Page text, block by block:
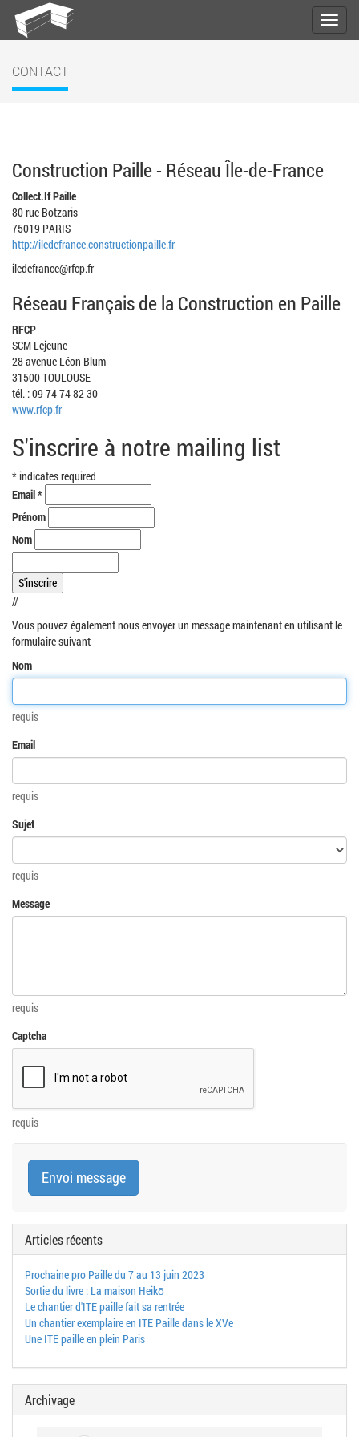
CONTACT
Construction Paille - Réseau Île-de-France
Collect.If Paille
80 rue Botzaris
75019 PARIS
http://iledefrance.constructionpaille.fr
iledefrance@rfcp.fr
Réseau Français de la Construction en Paille
RFCP
SCM Lejeune
28 avenue Léon Blum
31500 TOULOUSE
tél. : 09 74 74 82 30
www.rfcp.fr
S'inscrire à notre mailing list
*indicates required
Email*
Prénom
Nom
//
Vous pouvez également nous envoyer un message maintenant en utilisant le
formulaire suivant
Nom
requis
Email
requis
Sujet
requis
Message
requis
Captcha
requis
Articles récents
Prochaine pro Paille du 7 au 13 juin 2023
Sortie du livre : La maison Heikō
Le chantier d'ITE paille fait sa rentrée
Un chantier exemplaire en ITE Paille dans le XVe
Une ITE paille en plein Paris
Archivage